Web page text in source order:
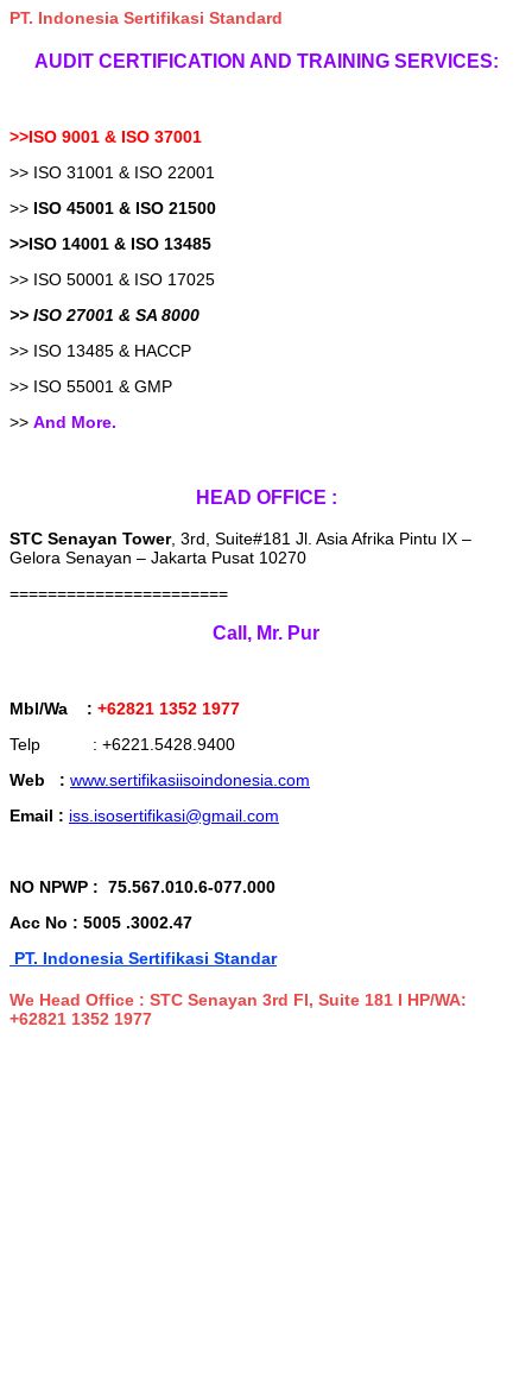
PT. Indonesia Sertifikasi Standard
AUDIT CERTIFICATION AND TRAINING SERVICES:
>>ISO 9001 & ISO 37001
>> ISO 31001 & ISO 22001
>> ISO 45001 & ISO 21500
>>ISO 14001 & ISO 13485
>> ISO 50001 & ISO 17025
>> ISO 27001 & SA 8000
>> ISO 13485 & HACCP
>> ISO 55001 & GMP
>> And More.
HEAD OFFICE :
STC Senayan Tower, 3rd, Suite#181 Jl. Asia Afrika Pintu IX –
Gelora Senayan – Jakarta Pusat 10270
=======================
Call, Mr. Pur
Mbl/Wa : +62821 1352 1977
Telp : +6221.5428.9400
Web : www.sertifikasiisoindonesia.com
Email : iss.isosertifikasi@gmail.com
NO NPWP : 75.567.010.6-077.000
Acc No : 5005 .3002.47
PT. Indonesia Sertifikasi Standar
We Head Office : STC Senayan 3rd Fl, Suite 181 I HP/WA:
+62821 1352 1977